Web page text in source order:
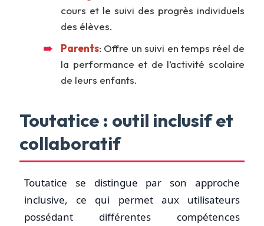
cours et le suivi des progrès individuels
des élèves.
Parents: Offre un suivi en temps réel de
la performance et de l’activité scolaire
de leurs enfants.
Toutatice : outil inclusif et
collaboratif
Toutatice se distingue par son approche
inclusive, ce qui permet aux utilisateurs
possédant différentes compétences